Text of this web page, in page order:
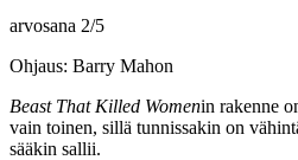
arvosana 2/5
Ohjaus: Barry Mahon
Beast That Killed Womenin rakenne
vain toinen, sillä tunnissakin on
sääkin sallii.